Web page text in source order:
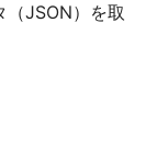
JSON）を取